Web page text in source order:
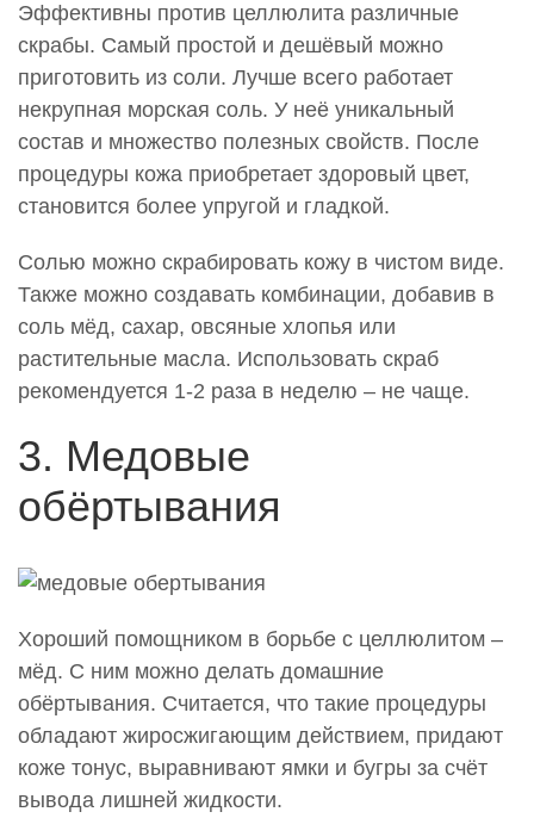
Эффективны против целлюлита различные
скрабы. Самый простой и дешёвый можно
приготовить из соли. Лучше всего работает
некрупная морская соль. У неё уникальный
состав и множество полезных свойств. После
процедуры кожа приобретает здоровый цвет,
становится более упругой и гладкой.
Солью можно скрабировать кожу в чистом виде.
Также можно создавать комбинации, добавив в
соль мёд, сахар, овсяные хлопья или
растительные масла. Использовать скраб
рекомендуется 1-2 раза в неделю – не чаще.
3. Медовые
обёртывания
Хороший помощником в борьбе с целлюлитом –
мёд. С ним можно делать домашние
обёртывания. Считается, что такие процедуры
обладают жиросжигающим действием, придают
коже тонус, выравнивают ямки и бугры за счёт
вывода лишней жидкости.